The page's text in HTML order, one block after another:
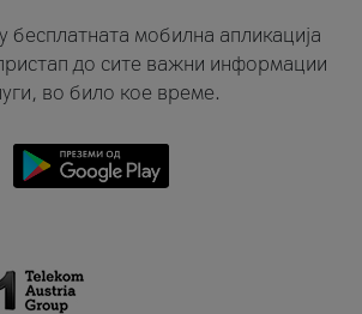
бесплатната мобилна апликација
до сите важни информации
во било кое време.